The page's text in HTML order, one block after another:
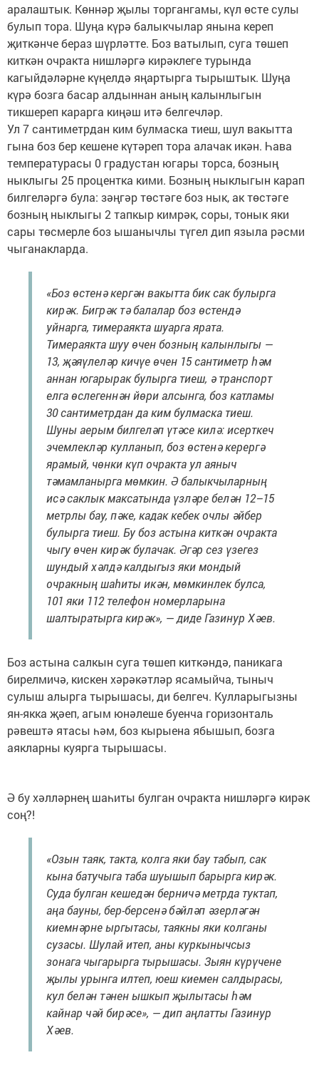
аралаштык. Көннәр җылы торгангамы, күл өсте сулы
булып тора. Шуңа күрә балыкчылар янына кереп
җиткәнче бераз шүрләтте. Боз ватылып, суга төшеп
киткән очракта нишләргә кирәклеге турында
кагыйдәләрне күңелдә яңартырга тырыштык. Шуңа
күрә бозга басар алдыннан аның калынлыгын
тикшереп карарга киңәш итә белгечләр.
Ул 7 сантиметрдан ким булмаска тиеш, шул вакытта
гына боз бер кешене күтәреп тора алачак икән. Һава
температурасы 0 градустан югары торса, бозның
ныклыгы 25 процентка кими. Бозның ныклыгын карап
билгеләргә була: зәңгәр төстәге боз нык, ак төстәге
бозның ныклыгы 2 тапкыр кимрәк, соры, тонык яки
сары төсмерле боз ышанычлы түгел дип языла рәсми
чыганакларда.
«Боз өстенә кергән вакытта бик сак булырга
кирәк. Бигрәк тә балалар боз өстендә
уйнарга, тимераякта шуарга ярата.
Тимераякта шуу өчен бозның калынлыгы —
13, җәяүлеләр кичүе өчен 15 сантиметр һәм
аннан югарырак булырга тиеш, ә транспорт
елга өслегеннән йөри алсынга, боз катламы
30 сантиметрдан да ким булмаска тиеш.
Шуны аерым билгеләп үтәсе килә: исерткеч
эчемлекләр кулланып, боз өстенә керергә
ярамый, чөнки күп очракта ул аяныч
тәмамланырга мөмкин. Ә балыкчыларның
исә саклык максатында үзләре белән 12–15
метрлы бау, пәке, кадак кебек очлы әйбер
булырга тиеш. Бу боз астына киткән очракта
чыгу өчен кирәк булачак. Әгәр сез үзегез
шундый хәлдә калдыгыз яки мондый
очракның шаһиты икән, мөмкинлек булса,
101 яки 112 телефон номерларына
шалтыратырга кирәк», — диде Газинур Хәев.
Боз астына салкын суга төшеп киткәндә, паникага
бирелмичә, кискен хәрәкәтләр ясамыйча, тыныч
сулыш алырга тырышасы, ди белгеч. Кулларыгызны
ян-якка җәеп, агым юнәлеше буенча горизонталь
рәвештә ятасы һәм, боз кырыена ябышып, бозга
аякларны куярга тырышасы.
Ә бу хәлләрнең шаһиты булган очракта нишләргә кирәк
соң?!
«Озын таяк, такта, колга яки бау табып, сак
кына батучыга таба шуышып барырга кирәк.
Суда булган кешедән берничә метрда туктап,
аңа бауны, бер-берсенә бәйләп әзерләгән
киемнәрне ыргытасы, таякны яки колганы
сузасы. Шулай итеп, аны куркынычсыз
зонага чыгарырга тырышасы. Зыян күрүчене
җылы урынга илтеп, юеш киемен салдырасы,
кул белән тәнен ышкып җылытасы һәм
кайнар чәй бирәсе», — дип аңлатты Газинур
Хәев.